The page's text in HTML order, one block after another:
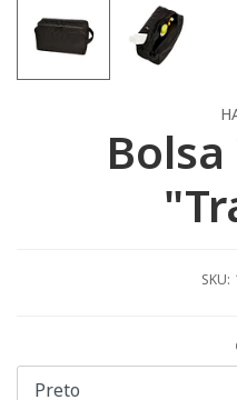
SKU: